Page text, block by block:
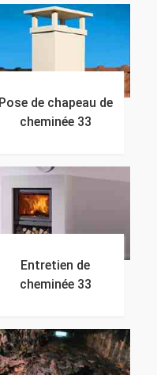
Pose de chapeau de
cheminée 33
Entretien de
cheminée 33